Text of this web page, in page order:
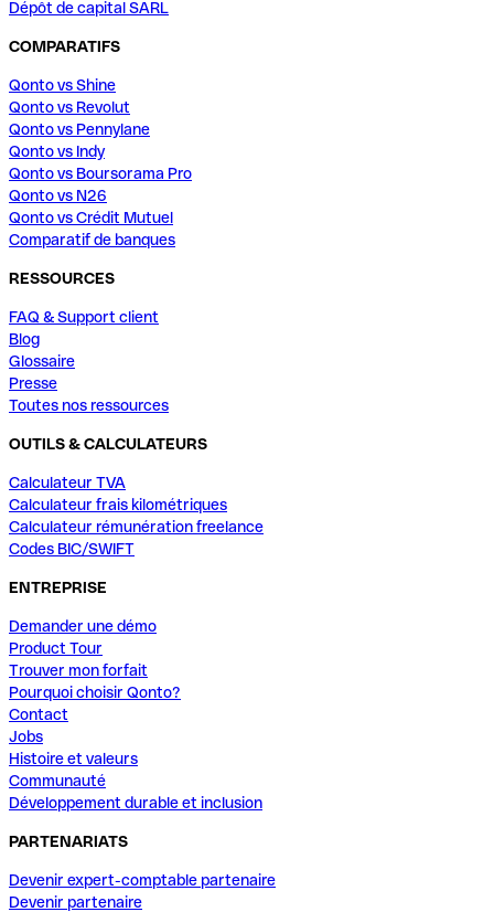
Dépôt de capital SARL
COMPARATIFS
Qonto vs Shine
Qonto vs Revolut
Qonto vs Pennylane
Qonto vs Indy
Qonto vs Boursorama Pro
Qonto vs N26
Qonto vs Crédit Mutuel
Comparatif de banques
RESSOURCES
FAQ & Support client
Blog
Glossaire
Presse
Toutes nos ressources
OUTILS & CALCULATEURS
Calculateur TVA
Calculateur frais kilométriques
Calculateur rémunération freelance
Codes BIC/SWIFT
ENTREPRISE
Demander une démo
Product Tour
Trouver mon forfait
Pourquoi choisir Qonto?
Contact
Jobs
Histoire et valeurs
Communauté
Développement durable et inclusion
PARTENARIATS
Devenir expert-comptable partenaire
Devenir partenaire